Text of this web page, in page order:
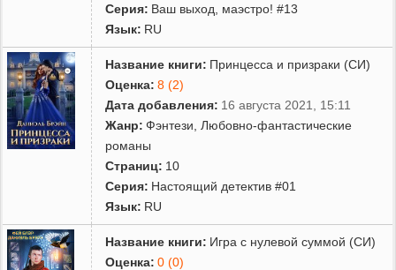
Серия: Ваш выход, маэстро! #13
Язык: RU
Название книги: Принцесса и призраки (СИ)
Оценка: 8 (2)
Дата добавления: 16 августа 2021, 15:11
Жанр: Фэнтези
Любовно-фантастические
романы
Страниц: 10
Серия: Настоящий детектив #01
Язык: RU
Название книги: Игра с нулевой суммой (СИ)
Оценка: 0 (0)